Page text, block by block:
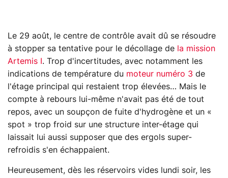
Le 29 août, le centre de contrôle avait dû se résoudre
à stopper sa tentative pour le décollage de la mission
Artemis I . Trop d'incertitudes, avec notamment les
indications de température du moteur numéro 3 de
l'étage principal qui restaient trop élevées… Mais le
compte à rebours lui-même n'avait pas été de tout
repos, avec un soupçon de fuite d'hydrogène et un «
spot » trop froid sur une structure inter-étage qui
laissait lui aussi supposer que des ergols super-
refroidis s'en échappaient.
Heureusement, dès les réservoirs vides lundi soir, les